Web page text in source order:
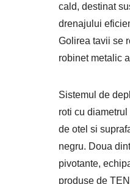
cald, destinat
drenajului
Golirea tavii se
robinet metalic
Sistemul de
roti cu
de otel si
negru. Doua
pivotante,
produse de